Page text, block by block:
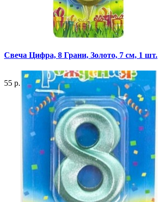
Свеча Цифра, 8 Грани, Золото, 7 см, 1 шт.
55 р.